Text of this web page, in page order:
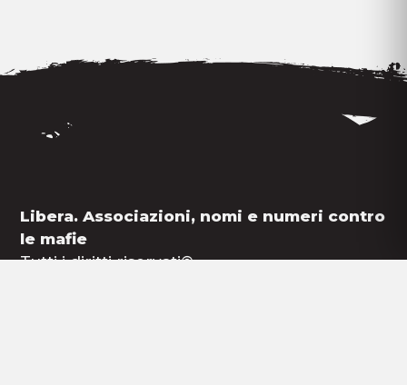
Libera. Associazioni, nomi e numeri contro
le mafie
Tutti i diritti riservati©